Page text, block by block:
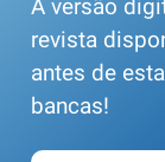
A versão
revista
antes de
bancas!